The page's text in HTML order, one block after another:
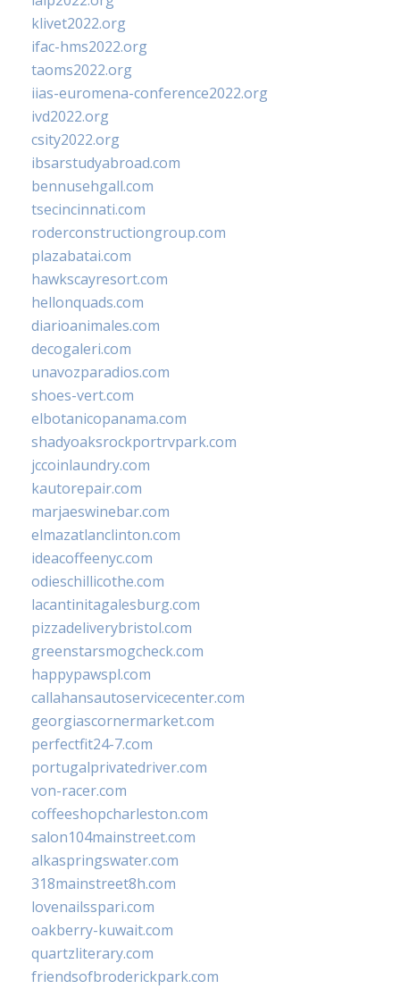
klivet2022.org
ifac-hms2022.org
taoms2022.org
iias-euromena-conference2022.org
ivd2022.org
csity2022.org
ibsarstudyabroad.com
bennusehgall.com
tsecincinnati.com
roderconstructiongroup.com
plazabatai.com
hawkscayresort.com
hellonquads.com
diarioanimales.com
decogaleri.com
unavozparadios.com
shoes-vert.com
elbotanicopanama.com
shadyoaksrockportrvpark.com
jccoinlaundry.com
kautorepair.com
marjaeswinebar.com
elmazatlanclinton.com
ideacoffeenyc.com
odieschillicothe.com
lacantinitagalesburg.com
pizzadeliverybristol.com
greenstarsmogcheck.com
happypawspl.com
callahansautoservicecenter.com
georgiascornermarket.com
perfectfit24-7.com
portugalprivatedriver.com
von-racer.com
coffeeshopcharleston.com
salon104mainstreet.com
alkaspringswater.com
318mainstreet8h.com
lovenailsspari.com
oakberry-kuwait.com
quartzliterary.com
friendsofbroderickpark.com